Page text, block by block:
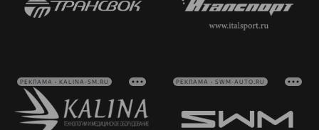
РЕКЛАМА • KALINA-SM.RU РЕКЛАМА • SWM-AUTO.RU